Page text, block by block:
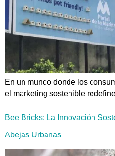
En un mundo donde los
el marketing sostenible
Bee Bricks: La Innovación
Abejas Urbanas